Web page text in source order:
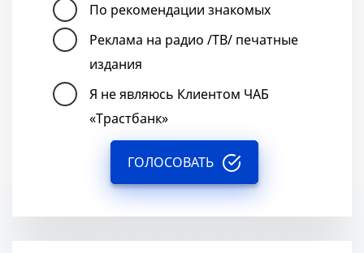
По рекомендации знакомых
Реклама на радио /ТВ/ печатные
издания
Я не являюсь Клиентом ЧАБ
«Трастбанк»
ГОЛОСОВАТЬ